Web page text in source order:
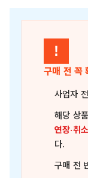
!
구매 전 꼭
사업자
해당 상
연장·취
다.
구매 전